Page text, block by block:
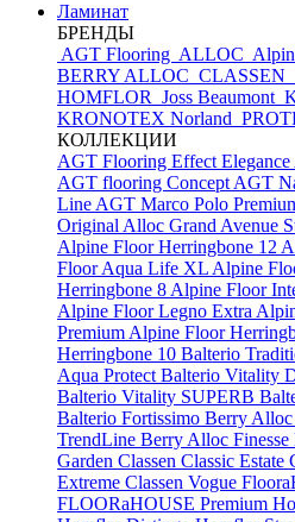
Ламинат
БРЕНДЫ
AGT Flooring ALLOC
BERRY ALLOC CLASSEN
HOMFLOR Joss Beaumont
KRONOTEX Norland
КОЛЛЕКЦИИ
AGT Flooring Effect Elegance
AGT flooring Concept AGT
Line AGT Marco Polo
Original Alloc Grand Avenue
Alpine Floor Herringbone 12
Floor Aqua Life XL Alpine
Herringbone 8 Alpine Floor
Alpine Floor Legno Extra
Premium Alpine Floor
Herringbone 10 Balterio
Aqua Protect Balterio Vitality
Balterio Vitality SUPERB
Balterio Fortissimo Berry Alloc
TrendLine Berry Alloc Finesse
Garden Classen Classic Estate
Extreme Classen Vogue
FLOORaHOUSE Premium